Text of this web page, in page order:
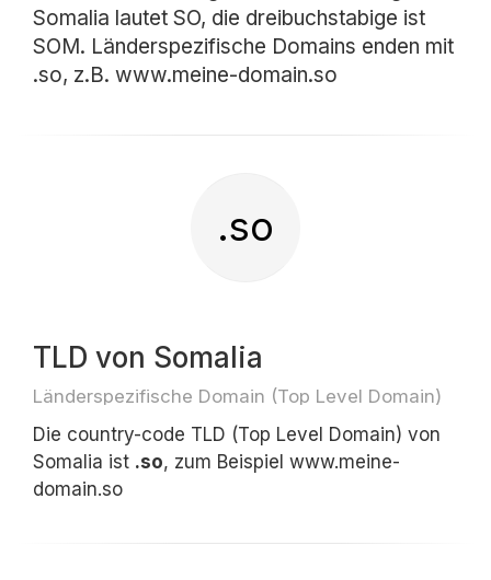
Somalia lautet SO, die dreibuchstabige ist
SOM. Länderspezifische Domains enden mit
.so, z.B. www.meine-domain.so
.so
TLD von Somalia
Länderspezifische Domain (Top Level Domain)
Die country-code TLD (Top Level Domain) von
Somalia ist .so, zum Beispiel www.meine-
domain.so